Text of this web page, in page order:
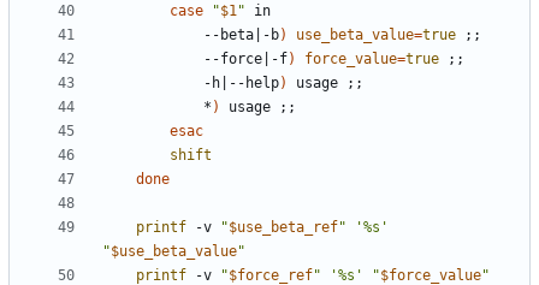
case
"$1 "
            --beta
-b) use_beta_value=true
;;
            --force
-f) force_value=true
;;
            -h
--help) usage
;;
            *
) usage
;;
esac
shift
done
printf -v "$use_beta_ref"
'%s'
"$use_beta_value"
printf -v "$force_ref" '%s' "$force_value"